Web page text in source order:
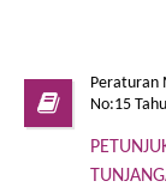
Peraturan
No:15